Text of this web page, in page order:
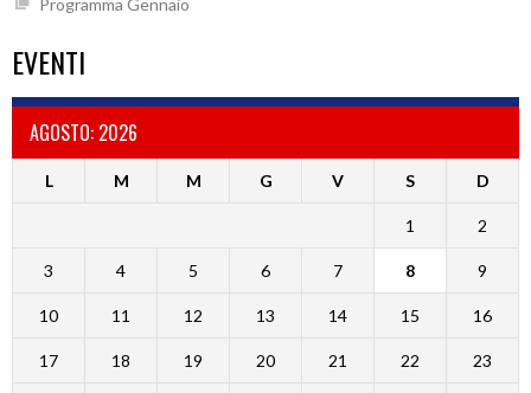
Programma Gennaio
EVENTI
AGOSTO: 2026
L M M G V S D
1 2
3 4 5 6 7 8 9
10 11 12 13 14 15 16
17 18 19 20 21 22 23